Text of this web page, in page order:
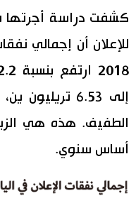
سياسة
مجتمع
لايف ستايل
هو وهي
كشفت دراسة أجرتها
للإعلان أن إجمالي
إلى 6.53
الطفيف. هذه هي
أساس سنوي.